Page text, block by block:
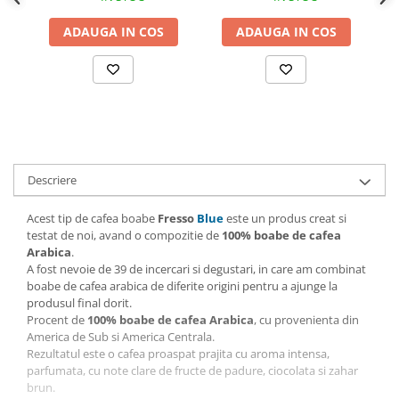
ADAUGA IN COS ADAUGA IN COS
Descriere
Acest tip de cafea boabe Fresso Blueeste un produs creat si
testat de noi, avand o compozitie de 100% boabe de cafea
Arabica.
A fost nevoie de 39 de incercari si degustari, in care am combinat
boabe de cafea arabica de diferite origini pentru a ajunge la
produsul final dorit.
Procent de 100% boabe de cafea Arabica, cu provenienta din
America de Sub si America Centrala.
Rezultatul este o cafea proaspat prajita cu aroma intensa,
parfumata, cu note clare de fructe de padure, ciocolata si zahar
brun.